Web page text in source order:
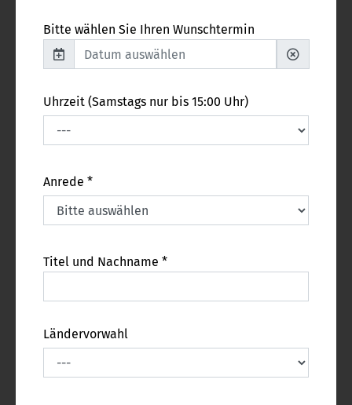
Bitte wählen Sie Ihren Wunschtermin
Uhrzeit (Samstags nur bis 15:00 Uhr)
Anrede *
Titel und Nachname *
Ländervorwahl